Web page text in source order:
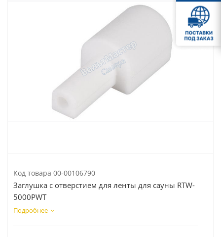
Код товара 00-00106790
Заглушка с отверстием для ленты для сауны RTW-
5000PWT
Подробнее